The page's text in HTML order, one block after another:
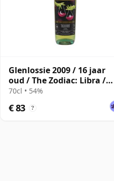
Glenlossie 2009 / 16 jaar
oud / The Zodiac: Libra /
The Whisky Exchange
70cl • 54%
€ 83 ?